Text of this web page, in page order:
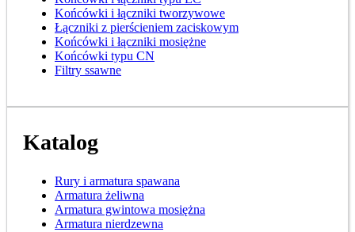
Końcówki i łączniki tworzywowe
Łączniki z pierścieniem zaciskowym
Końcówki i łączniki mosiężne
Końcówki typu CN
Filtry ssawne
Katalog
Rury i armatura spawana
Armatura żeliwna
Armatura gwintowa mosiężna
Armatura nierdzewna